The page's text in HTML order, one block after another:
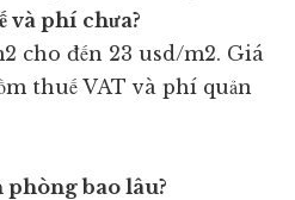
và phí chưa?
cho đến 23 usd/m2. Giá
thuế VAT và phí quản
phòng bao lâu?